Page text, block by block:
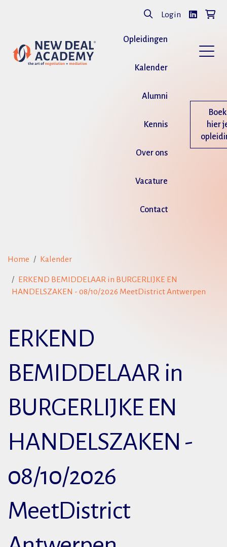
Login
Opleidingen
Kalender
Alumni
Kennis
Over ons
Vacature
Contact
Boek
hier
Home Kalender
ERKEND BEMIDDELAAR in BURGERLIJKE EN
HANDELSZAKEN - 08/10/2026 MeetDistrict Antwerpen
ERKEND
BEMIDDELAAR in
BURGERLIJKE EN
HANDELSZAKEN -
08/10/2026
MeetDistrict